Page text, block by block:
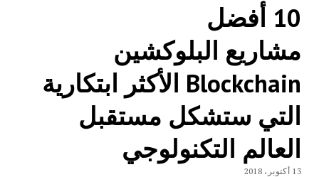
10 أفضل
مشاريع البلوكشين
Blockchain الأكثر ابتكارية
التي ستشكل مستقبل
العالم التكنولوجي
13 أكتوبر، 2018